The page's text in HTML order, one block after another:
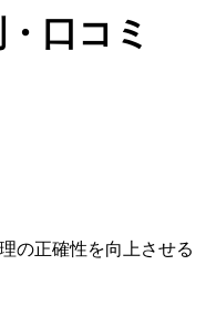
口コミ
の正確性を向上させる